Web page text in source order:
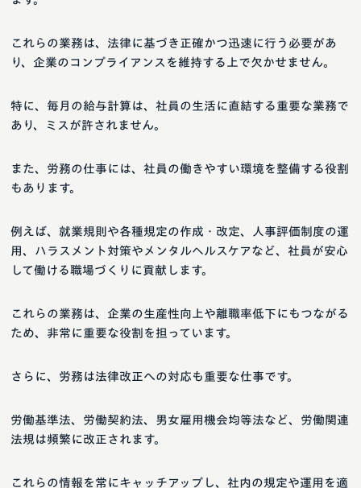
これらの業務は、法律に基づき正確かつ迅速に行う必要があ
り、企業のコンプライアンスを維持する上で欠かせません。
特に、毎月の給与計算は、社員の生活に直結する重要な業務で
あり、ミスが許されません。
また、労務の仕事には、社員の働きやすい環境を整備する役割
もあります。
例えば、就業規則や各種規定の作成・改定、人事評価制度の運
用、ハラスメント対策やメンタルヘルスケアなど、社員が安心
して働ける職場づくりに貢献します。
これらの業務は、企業の生産性向上や離職率低下にもつながる
ため、非常に重要な役割を担っています。
さらに、労務は法律改正への対応も重要な仕事です。
労働基準法、労働契約法、男女雇用機会均等法など、労働関連
法規は頻繁に改正されます。
これらの情報を常にキャッチアップし、社内の規定や運用を適